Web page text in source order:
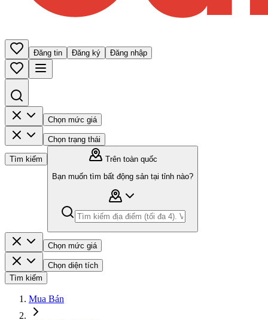
Đăng tin Đăng ký Đăng nhập
Chọn mức giá
Chọn trạng thái
Tìm kiếm
Trên toàn quốc
Bạn muốn tìm bất động sản tại tỉnh nào?
Chọn mức giá
Chọn diện tích
Tìm kiếm
Mua Bán